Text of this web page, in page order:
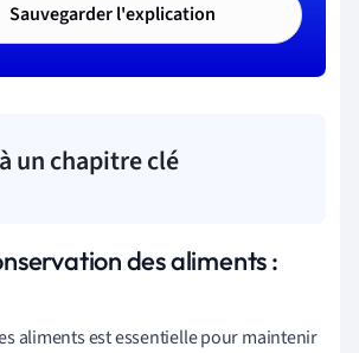
Sauvegarder l'explication
un chapitre clé
des aliments :
aliments est essentielle pour maintenir